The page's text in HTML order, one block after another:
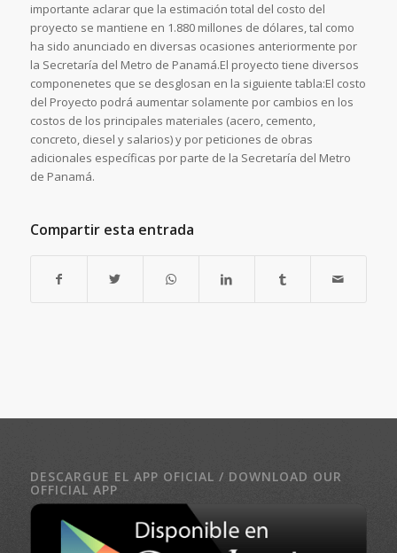
importante aclarar que la estimación total del costo del
proyecto se mantiene en 1.880 millones de dólares, tal como
ha sido anunciado en diversas ocasiones anteriormente por
la Secretaría del Metro de Panamá.El proyecto tiene diversos
componenetes que se desglosan en la siguiente tabla:El costo
del Proyecto podrá aumentar solamente por cambios en los
costos de los principales materiales (acero, cemento,
concreto, diesel y salarios) y por peticiones de obras
adicionales específicas por parte de la Secretaría del Metro
de Panamá.
Compartir esta entrada
DESCARGUE EL APP OFICIAL / DOWNLOAD OUR
OFFICIAL APP